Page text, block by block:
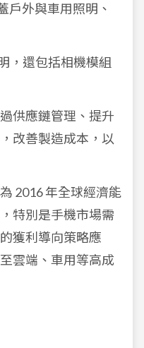
戶外與車用照明、
，還包括相機模組
過供應鏈管理、提升
改善製造成本，以
2016 年全球經濟能
特別是手機市場需
獲利導向策略應
雲端、車用等高成